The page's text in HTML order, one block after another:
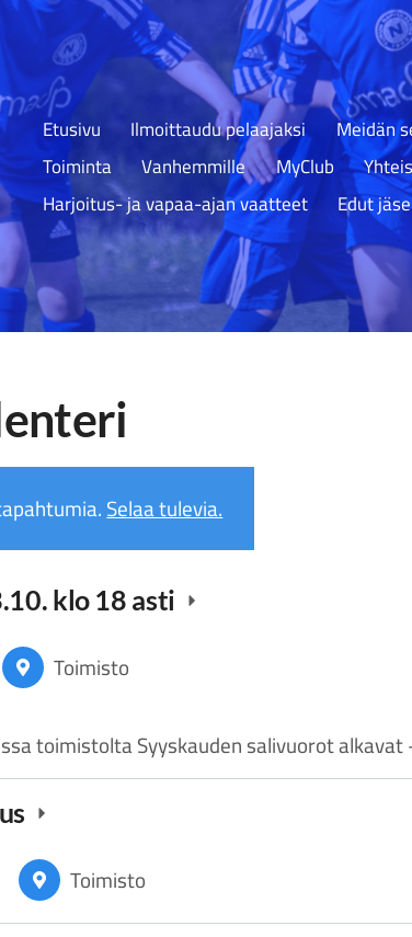
Etusivu Ilmoittaudu pelaajaksi Meidän
Toiminta
Vanhemmille MyClub
Harjoitus- ja vapaa-ajan vaatteet
Edut
Selaa tulevia.
klo 18 asti
Toimisto
toimistolta Syyskauden salivuorot
Toimisto